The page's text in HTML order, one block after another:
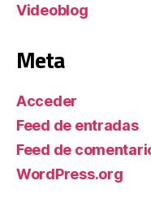
Videoblog
Meta
Acceder
Feed de entradas
Feed de
WordPress.org